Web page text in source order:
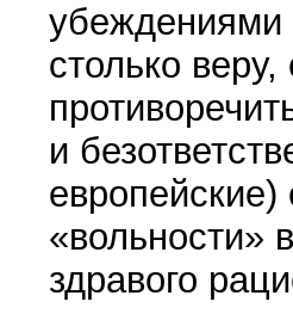
убеждениями
столько
и
европейские)
«вольности»
здравого